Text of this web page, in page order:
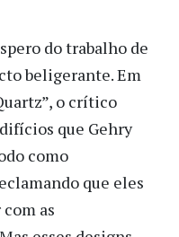
do trabalho de
beligerante. Em
o crítico
que Gehry
como
que eles
as